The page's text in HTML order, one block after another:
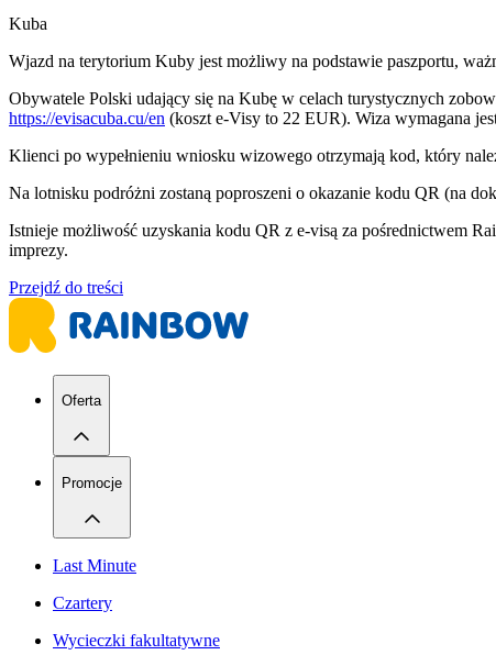
Kuba
Wjazd na terytorium Kuby jest możliwy na podstawie paszportu,
Obywatele Polski udający się na Kubę w celach turystycznych
https://evisacuba.cu/en (koszt e-Visy to 22 EUR). Wiza wymagana
Klienci po wypełnieniu wniosku wizowego otrzymają kod, który
Na lotnisku podróżni zostaną poproszeni o okazanie kodu QR (na
Istnieje możliwość uzyskania kodu QR z e-visą za pośrednictwem
imprezy.
Przejdź do treści
Oferta
Promocje
Last Minute
Czartery
Wycieczki fakultatywne